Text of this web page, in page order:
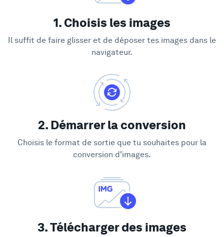
1. Choisis les images
Il suffit de faire glisser et de déposer tes images dans le
navigateur.
2. Démarrer la conversion
Choisis le format de sortie que tu souhaites pour la
conversion d'images.
3. Télécharger des images